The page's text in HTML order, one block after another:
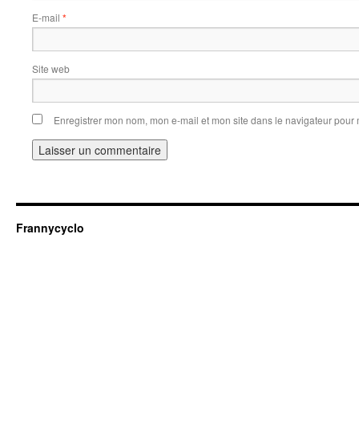
E-mail *
Site web
Enregistrer mon nom, mon e-mail et mon site dans le navigateur
Frannycyclo